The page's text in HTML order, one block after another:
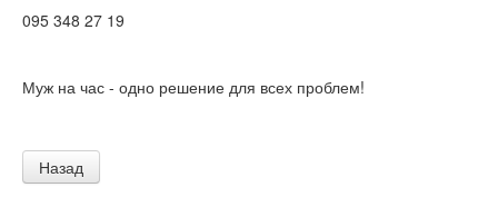
095 348 27 19
Муж на час - одно решение для всех проблем!
Назад